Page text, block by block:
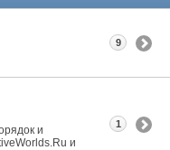
9
и
и
1